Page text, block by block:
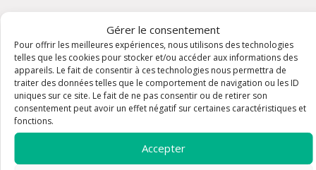
Gérer le consentement
Pour offrir les meilleures expériences, nous utilisons des technologies
telles que les cookies pour stocker et/ou accéder aux informations des
appareils. Le fait de consentir à ces technologies nous permettra de
traiter des données telles que le comportement de navigation ou les ID
uniques sur ce site. Le fait de ne pas consentir ou de retirer son
consentement peut avoir un effet négatif sur certaines caractéristiques et
fonctions.
Accepter
Eglise de la Nativité de Notre Dame
Adresse : Avenue Gabriel Péri 83130 La Garde Plan
Email : accueil@paroisse-lagarde.fr
Tel : 04 94 21 96 23
Horaires : du lundi au samedi matin de 9h30-11h30